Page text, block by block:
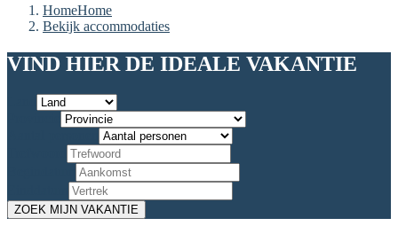
HomeHome
Bekijk accommodaties
VIND HIER DE IDEALE VAKANTIE